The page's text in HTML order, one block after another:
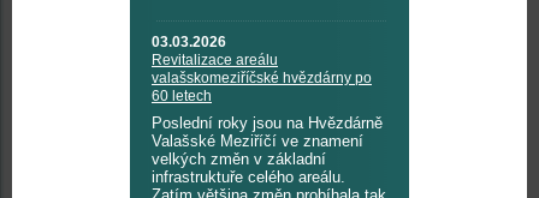
03.03.2026
Revitalizace areálu
valašskomeziříčské hvězdárny po
60 letech
Poslední roky jsou na Hvězdárně
Valašské Meziříčí ve znamení
velkých změn v základní
infrastruktuře celého areálu.